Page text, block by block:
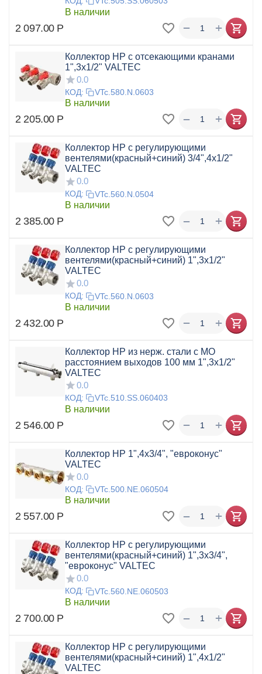
В наличии
2 097.00 Р +
−
Коллектор НР с отсекающими кранами
1",3x1/2" VALTEC
0.0
КОД: VTc.580.N.0603
В наличии
2 205.00 Р +
−
Коллектор НР с регулирующими
вентелями(красный+синий) 3/4",4x1/2"
VALTEC
0.0
КОД: VTc.560.N.0504
В наличии
2 385.00 Р +
−
Коллектор НР с регулирующими
вентелями(красный+синий) 1",3x1/2"
VALTEC
0.0
КОД: VTc.560.N.0603
В наличии
2 432.00 Р +
−
Коллектор НР из нерж. стали с МО
расстоянием выходов 100 мм 1",3x1/2"
VALTEC
0.0
КОД: VTc.510.SS.060403
В наличии
2 546.00 Р +
−
Коллектор НР 1",4x3/4", "евроконус"
VALTEC
0.0
КОД: VTc.500.NE.060504
В наличии
2 557.00 Р +
−
Коллектор НР с регулирующими
вентелями(красный+синий) 1",3x3/4",
"евроконус" VALTEC
0.0
КОД: VTc.560.NE.060503
В наличии
2 700.00 Р +
−
Коллектор НР с регулирующими
вентелями(красный+синий) 1",4x1/2"
VALTEC